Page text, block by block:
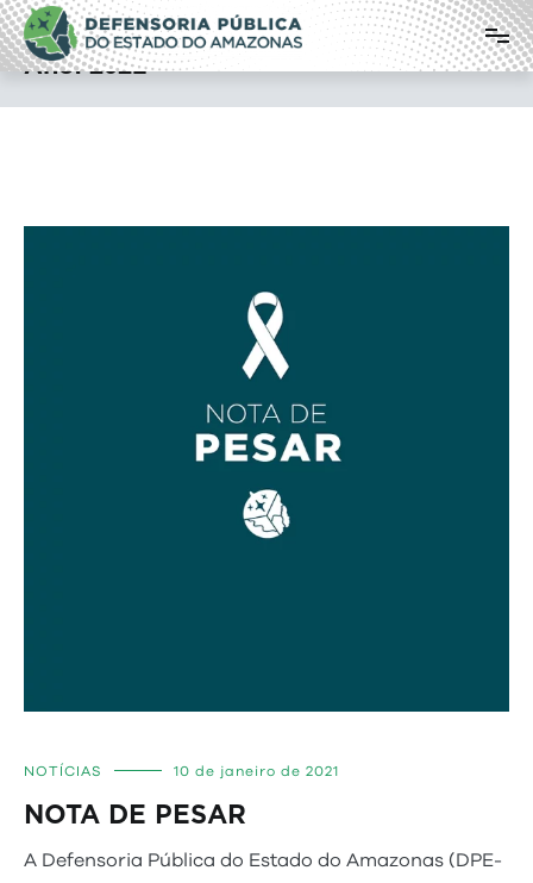
Pular
para
o
conteúdo
Defensoria Pública do Estado do
Amazonas
Ano:2021
NOTÍCIAS 10 de janeiro de 2021
NOTA DE PESAR
A Defensoria Pública do Estado do Amazonas (DPE-